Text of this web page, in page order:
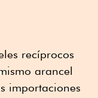
recíprocos
arancel
importaciones